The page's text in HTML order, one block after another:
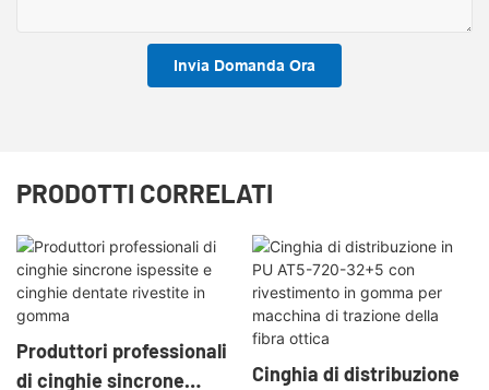
Invia Domanda Ora
PRODOTTI CORRELATI
Produttori professionali
di cinghie sincrone
Cinghia di distribuzione